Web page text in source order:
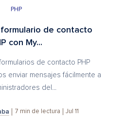
PHP
de contacto
con My...
de contacto PHP
enviar mensajes fácilmente a
del...
7 min de lectura Jul 11